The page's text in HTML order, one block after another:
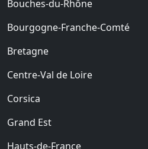
Bouches-du-Rhône
Bourgogne-Franche-Comté
Bretagne
Centre-Val de Loire
Corsica
Grand Est
Hauts-de-France